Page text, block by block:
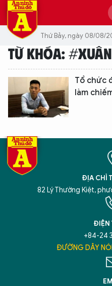
Thứ Bảy, ngày 08/08/
TỪ KHÓA:
Tổ chức
làm
ĐỊA CHỈ
82 Lý Thường Kiệt,
ĐIỆN
+84-24
ĐƯỜNG DÂY
TÔI LÀ
Hãy hỏi tôi bất kỳ
An Ninh Thủ Đô